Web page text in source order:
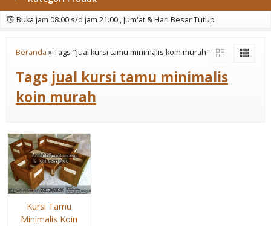
Buka jam 08.00 s/d jam 21.00 , Jum'at & Hari Besar Tutup
Beranda »Tags "jual kursi tamu minimalis koin murah"
Tags jual kursi tamu minimalis
koin murah
Kursi Tamu
Minimalis Koin